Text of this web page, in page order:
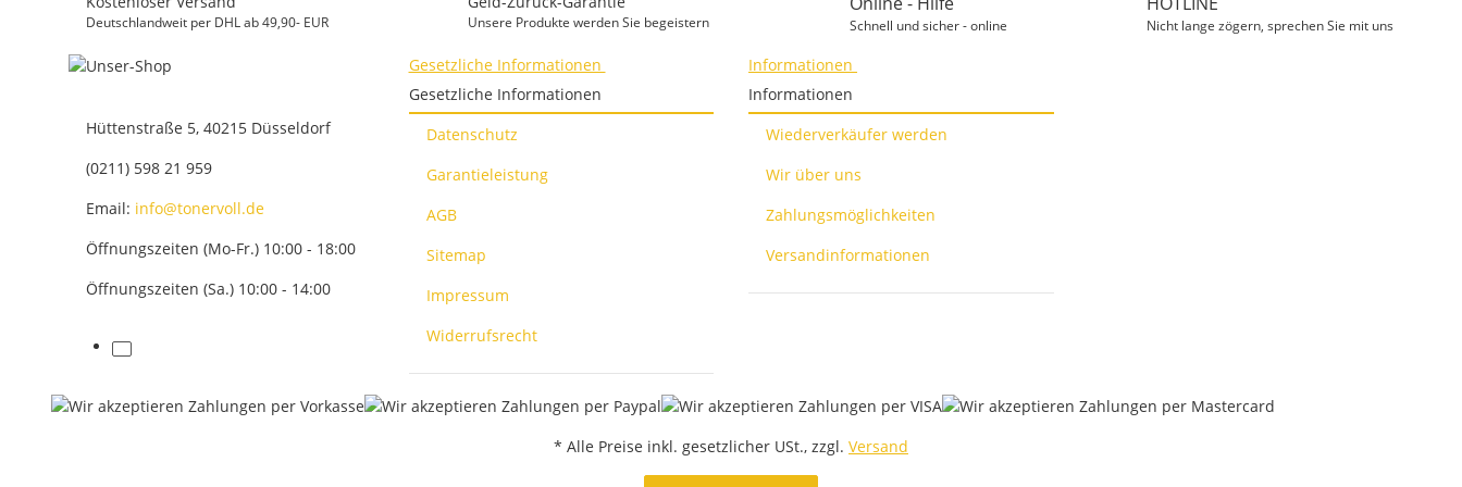
Deutschlandweit per DHL ab 49,90- EUR Unsere Produkte werden Sie begeistern Schnell und sicher - online Nicht lange zögern, sprechen Sie mit uns
Hüttenstraße 5, 40215 Düsseldorf
(0211) 598 21 959
Email: info@tonervoll.de
Öffnungszeiten (Mo-Fr.) 10:00 - 18:00
Öffnungszeiten (Sa.) 10:00 - 14:00
facebook
Gesetzliche Informationen
Gesetzliche Informationen
Datenschutz
Garantieleistung
AGB
Sitemap
Impressum
Widerrufsrecht
Informationen
Informationen
Wiederverkäufer werden
Wir über uns
Zahlungsmöglichkeiten
Versandinformationen
* Alle Preise inkl. gesetzlicher USt., zzgl. Versand